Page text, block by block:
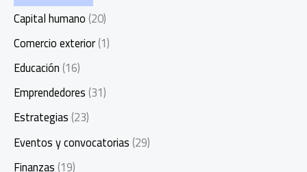
Capital humano(20)
Comercio exterior(1)
Educación(16)
Emprendedores(31)
Estrategias(23)
Eventos y convocatorias(29)
Finanzas(19)